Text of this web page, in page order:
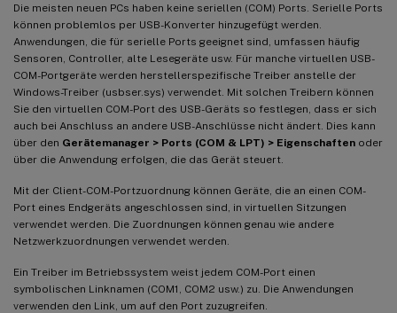
Die meisten neuen PCs haben keine seriellen (COM) Ports. Serielle Ports
können problemlos per USB-Konverter hinzugefügt werden.
Anwendungen, die für serielle Ports geeignet sind, umfassen häufig
Sensoren, Controller, alte Lesegeräte usw. Für manche virtuellen USB-
COM-Portgeräte werden herstellerspezifische Treiber anstelle der
Windows-Treiber (usbser.sys) verwendet. Mit solchen Treibern können
Sie den virtuellen COM-Port des USB-Geräts so festlegen, dass er sich
auch bei Anschluss an andere USB-Anschlüsse nicht ändert. Dies kann
über den Gerätemanager > Ports (COM & LPT) > Eigenschaften oder
über die Anwendung erfolgen, die das Gerät steuert.
Mit der Client-COM-Portzuordnung können Geräte, die an einen COM-
Port eines Endgeräts angeschlossen sind, in virtuellen Sitzungen
verwendet werden. Die Zuordnungen können genau wie andere
Netzwerkzuordnungen verwendet werden.
Ein Treiber im Betriebssystem weist jedem COM-Port einen
symbolischen Linknamen (COM1, COM2 usw.) zu. Die Anwendungen
verwenden den Link, um auf den Port zuzugreifen.